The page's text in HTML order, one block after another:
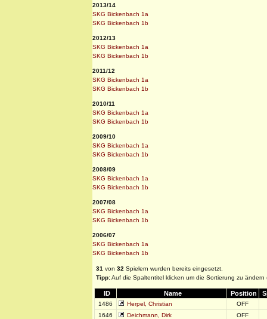
2013/14
SKG Bickenbach 1a
SKG Bickenbach 1b
2012/13
SKG Bickenbach 1a
SKG Bickenbach 1b
2011/12
SKG Bickenbach 1a
SKG Bickenbach 1b
2010/11
SKG Bickenbach 1a
SKG Bickenbach 1b
2009/10
SKG Bickenbach 1a
SKG Bickenbach 1b
2008/09
SKG Bickenbach 1a
SKG Bickenbach 1b
2007/08
SKG Bickenbach 1a
SKG Bickenbach 1b
2006/07
SKG Bickenbach 1a
SKG Bickenbach 1b
31 von 32 Spielern wurden bereits eingesetzt.
Tipp:Auf die Spaltentitel klicken um die Sortierung zu
ID Name Position
1486 Herpel, Christian
OFF
1646
Deichmann, Dirk
OFF